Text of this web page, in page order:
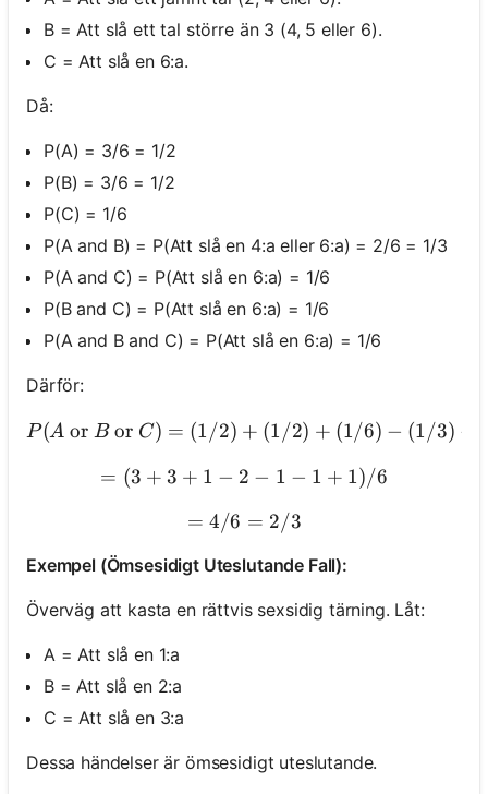
B = Att slå ett tal större än 3 (4, 5 eller 6).
C = Att slå en 6:a.
Då:
P(A) = 3/6 = 1/2
P(B) = 3/6 = 1/2
P(C) = 1/6
P(A and B) = P(Att slå en 4:a eller 6:a) = 2/6 = 1/3
P(A and C) = P(Att slå en 6:a) = 1/6
P(B and C) = P(Att slå en 6:a) = 1/6
P(A and B and C) = P(Att slå en 6:a) = 1/6
Därför:
P(A \text{ or
P(A or Bor C) = (1/2) + (1/2) + (1/6) − (1/3) −
= (3 + 3 + 1 - 2 - 1 - 1 +
= (3 + 3 + 1 − 2 − 1 − 1 + 1)/6
= 4/6 = 2/3
= 4/6 = 2/3
Exempel (Ömsesidigt Uteslutande Fall):
Överväg att kasta en rättvis sexsidig tärning. Låt:
A = Att slå en 1:a
B = Att slå en 2:a
C = Att slå en 3:a
Dessa händelser är ömsesidigt uteslutande.